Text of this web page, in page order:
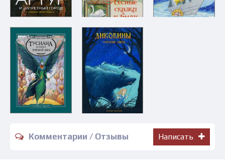
Комментарии / Отзывы Написать